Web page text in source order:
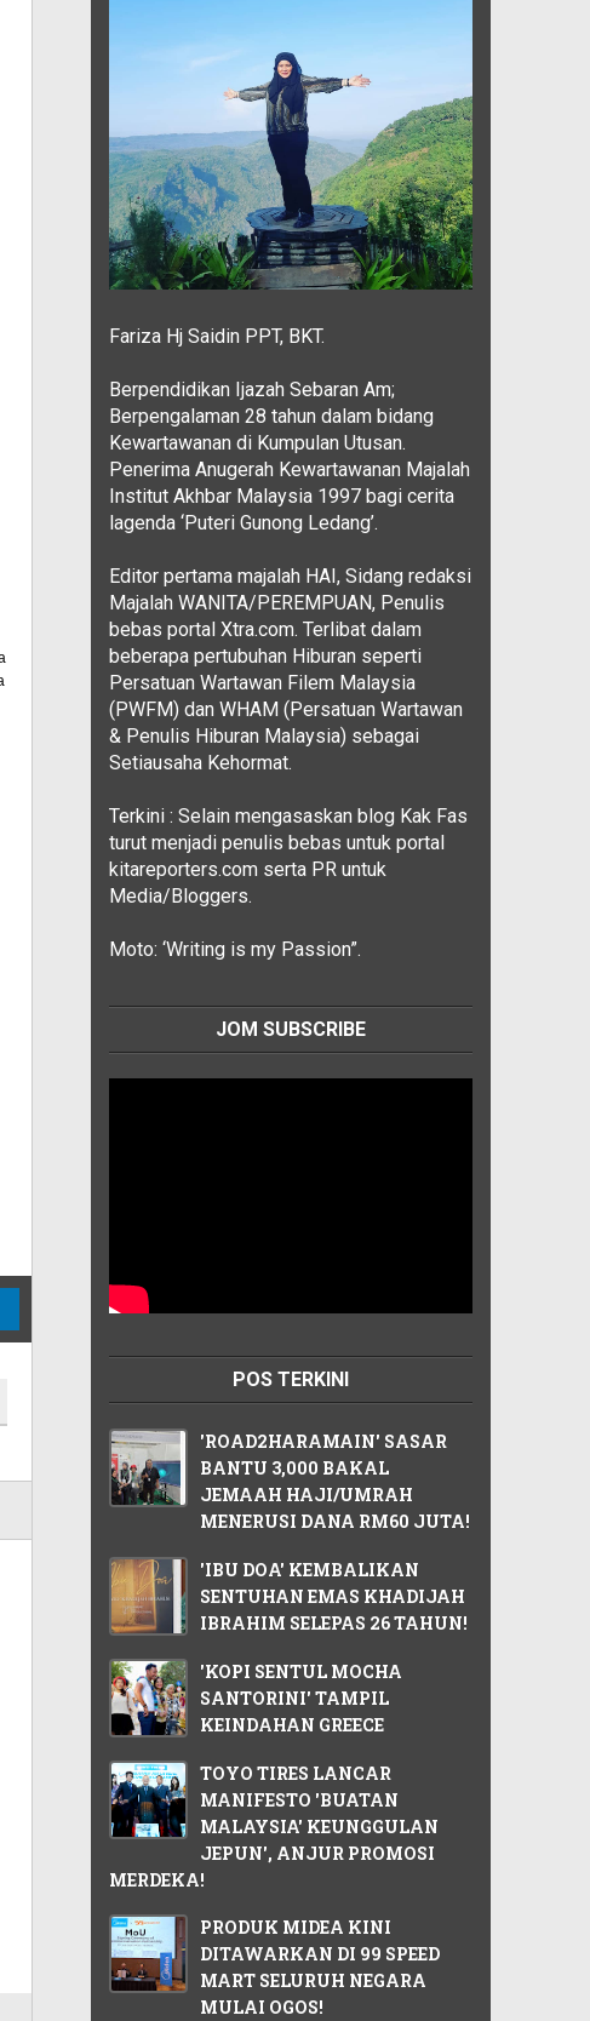
Fariza Hj Saidin PPT, BKT.
Berpendidikan Ijazah Sebaran Am;
Berpengalaman 28 tahun dalam bidang
Kewartawanan di Kumpulan Utusan.
Penerima Anugerah Kewartawanan Majalah
Institut Akhbar Malaysia 1997 bagi cerita
lagenda ‘Puteri Gunong Ledang’.
Editor pertama majalah HAI, Sidang redaksi
Majalah WANITA/PEREMPUAN, Penulis
bebas portal Xtra.com. Terlibat dalam
beberapa pertubuhan Hiburan seperti
Persatuan Wartawan Filem Malaysia
(PWFM) dan WHAM (Persatuan Wartawan
& Penulis Hiburan Malaysia) sebagai
Setiausaha Kehormat.
Terkini : Selain mengasaskan blog Kak Fas
turut menjadi penulis bebas untuk portal
kitareporters.com serta PR untuk
Media/Bloggers.
Moto: ‘Writing is my Passion”.
JOM SUBSCRIBE
POS TERKINI
'ROAD2HARAMAIN' SASAR
BANTU 3,000 BAKAL
JEMAAH HAJI/UMRAH
MENERUSI DANA RM60 JUTA!
'IBU DOA' KEMBALIKAN
SENTUHAN EMAS KHADIJAH
IBRAHIM SELEPAS 26 TAHUN!
'KOPI SENTUL MOCHA
SANTORINI' TAMPIL
KEINDAHAN GREECE
TOYO TIRES LANCAR
MANIFESTO 'BUATAN
MALAYSIA' KEUNGGULAN
JEPUN', ANJUR PROMOSI
MERDEKA!
PRODUK MIDEA KINI
DITAWARKAN DI 99 SPEED
MART SELURUH NEGARA
MULAI OGOS!